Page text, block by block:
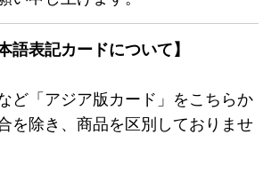
語表記カードについて】
ど「アジア版カード」をこちらか
を除き、商品を区別しておりませ